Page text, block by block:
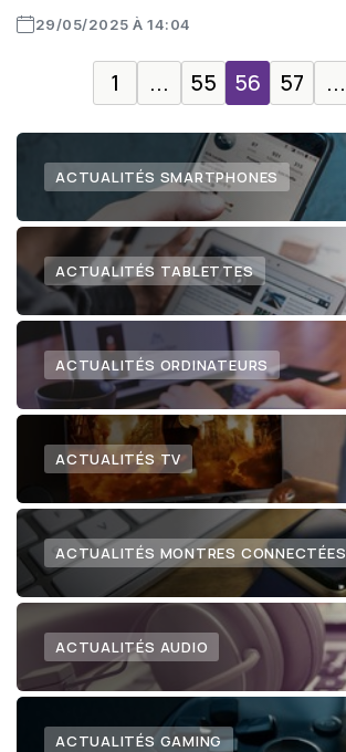
29/05/2025 À 14:04
1 ... 55 56 57 ...
ACTUALITÉS SMARTPHONES
ACTUALITÉS TABLETTES
ACTUALITÉS ORDINATEURS
ACTUALITÉS TV
ACTUALITÉS MONTRES CONNECTÉES
ACTUALITÉS AUDIO
ACTUALITÉS GAMING